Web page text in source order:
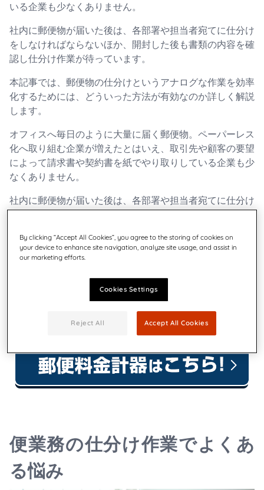
いる企業も少なくありません。
社内に郵便物が届いた後は、各部署や担当者宛てに仕分け
をしなければならないほか、開封した後も書類の内容を確
認し仕分け作業が待っています。
本記事では、郵便物の仕分けというアナログな作業を効率
化するためには、どういった方法が有効なのか詳しく解説
します。
オフィスへ毎日のように大量に届く郵便物。ペーパーレス
化へ取り組む企業が増えたとはいえ、取引先や顧客の要望
によって請求書や契約書を紙でやり取りしている企業も少
なくありません。
社内に郵便物が届いた後は、各部署や担当者宛てに仕分け
をしなければならないほか、開封した後も書類の内容を確
本記事では、郵便物の仕分けというアナログな作業を効率
▶︎開封機のお問い合わせはこちら
便業務の仕分け作業でよくあ
る悩み
By clicking “Accept All Cookies”, you agree to the storing of cookies on
your device to enhance site navigation, analyze site usage, and assist in
our marketing efforts.
Cookies Settings
Reject All Accept All Cookies